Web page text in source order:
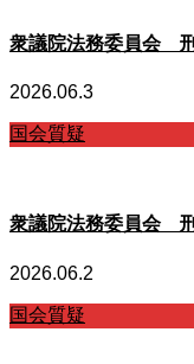
衆議院法務委員会
2026.06.3
国会質疑
衆議院法務委員会
2026.06.2
国会質疑